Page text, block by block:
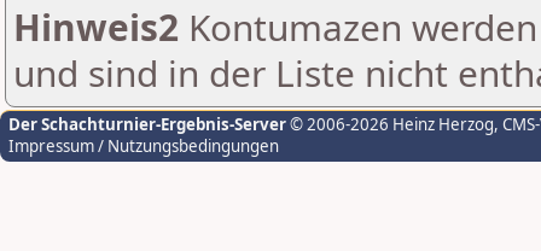
Hinweis2 Kontumazen
und sind in der Liste nicht
Der Schachturnier-Ergebnis-Server© 2006-2026 Heinz Herzog,
Impressum / Nutzungsbedingungen